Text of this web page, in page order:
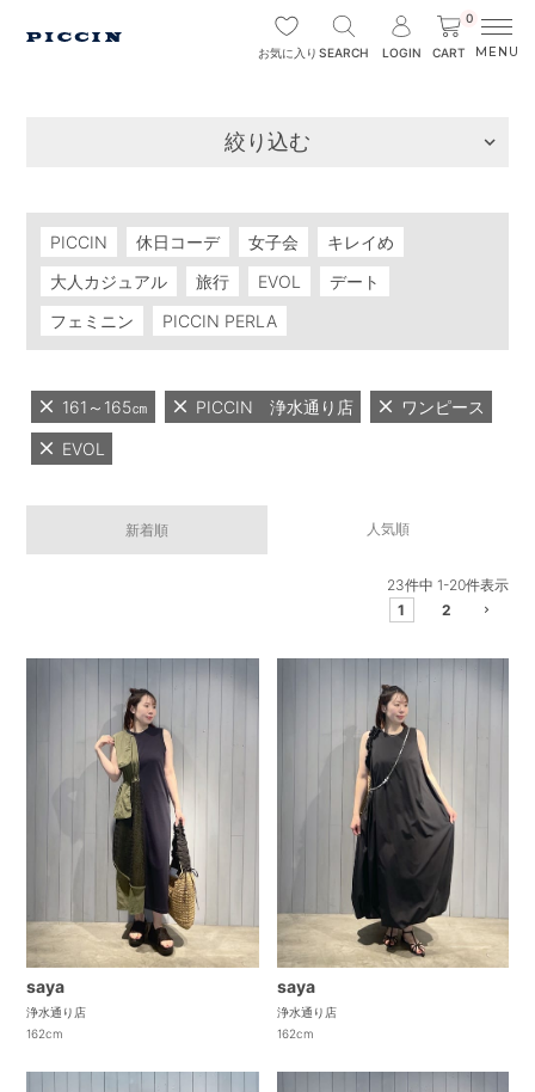
お気に入り SEARCH LOGIN
0
CART
絞り込む
PICCIN 休日コーデ 女子会
キレイめ
大人カジュアル
旅行 EVOL
デート
フェミニン
PICCIN PERLA
161～165㎝ PICCIN 浄水通り店 ワンピース
EVOL
新着順 人気順
23件中 1-20件表示
1
2
saya
浄水通り店
162cm
saya
浄水通り店
162cm